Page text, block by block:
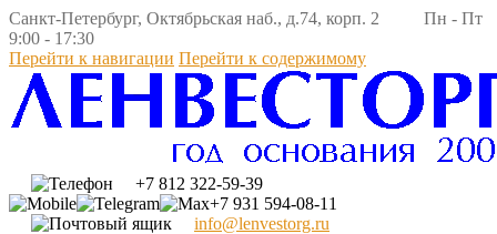
Санкт-Петербург, Октябрьская наб., д.74, корп. 2 Пн - Пт
9:00 - 17:30
Перейти к навигации Перейти к содержимому
+7 812 322-59-39
+7 931 594-08-11
info@lenvestorg.ru